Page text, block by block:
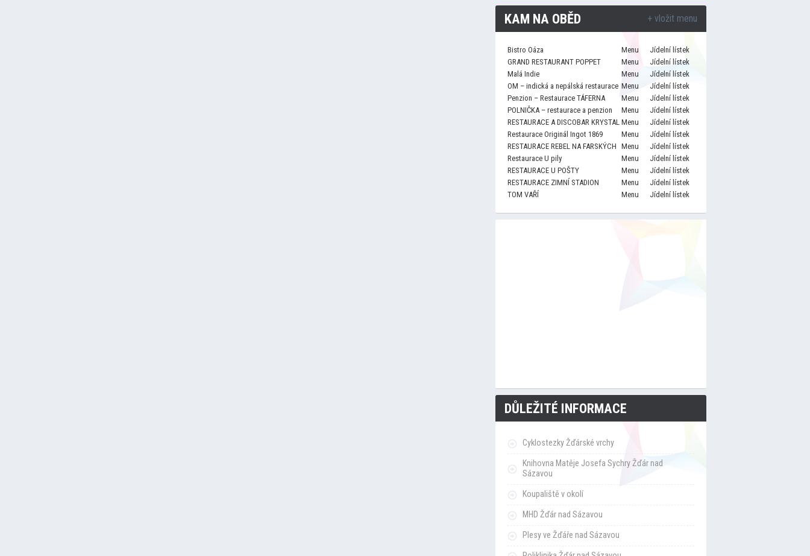
KAM NA OBĚD + vložit menu
Bistro Oáza Menu
Jídelní lístek
GRAND RESTAURANT POPPET
Menu
Jídelní lístek
Malá Indie
Menu
Jídelní lístek
OM – indická a nepálská restaurace Menu
Jídelní lístek
Penzion – Restaurace TÁFERNA
Menu
Jídelní lístek
POLNIČKA – restaurace a penzion
Menu
Jídelní lístek
RESTAURACE A DISCOBAR KRYSTAL Menu
Jídelní lístek
Restaurace Originál Ingot 1869
Menu
Jídelní lístek
RESTAURACE REBEL NA FARSKÝCH Menu
Jídelní lístek
Restaurace U pily
Menu
Jídelní lístek
RESTAURACE U POŠTY
Menu
Jídelní lístek
RESTAURACE ZIMNÍ STADION
Menu
Jídelní lístek
TOM VAŘÍ
Menu Jídelní lístek
DŮLEŽITÉ INFORMACE
Cyklostezky Žďárské vrchy
Knihovna Matěje Josefa Sychry Žďár nad
Sázavou
Koupaliště v okolí
MHD Žďár nad Sázavou
Plesy ve Žďáře nad Sázavou